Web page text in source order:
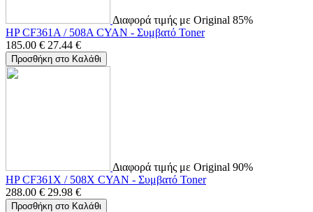
Διαφορά τιμής με Original 85%
HP CF361A / 508A CYAN - Συμβατό Toner
185.00 € 27.44 €
Προσθήκη στο Καλάθι
Διαφορά τιμής με Original 90%
HP CF361X / 508X CYAN - Συμβατό Toner
288.00 € 29.98 €
Προσθήκη στο Καλάθι